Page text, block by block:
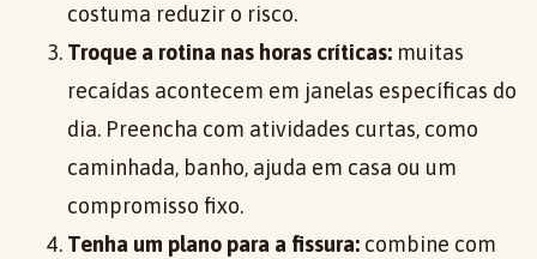
costuma reduzir o risco.
Troque a rotina nas horas críticas: muitas
recaídas acontecem em janelas específicas do
dia. Preencha com atividades curtas, como
caminhada, banho, ajuda em casa ou um
compromisso fixo.
Tenha um plano para a fissura: combine com